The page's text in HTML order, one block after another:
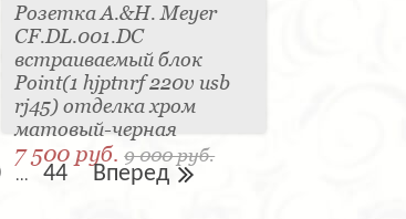
Розетка A.&H. Meyer
CF.DL.001.DC
встраиваемый блок
Point(1 hjptnrf 220v usb
rj45) отделка хром
матовый-черная
7 500 руб.9 000 руб.
... 44 Вперед